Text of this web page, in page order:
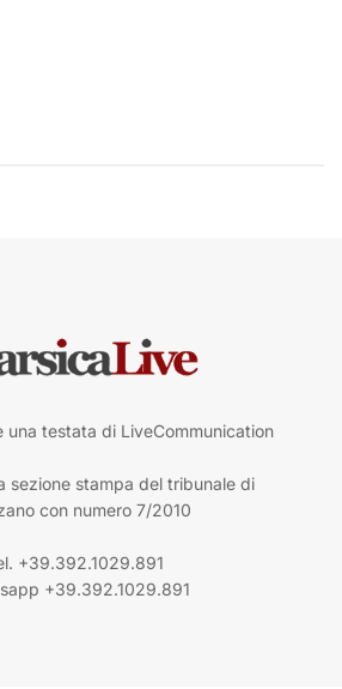
una testata di LiveCommunication
sezione stampa del tribunale di
con numero 7/2010
+39.392.1029.891
+39.392.1029.891